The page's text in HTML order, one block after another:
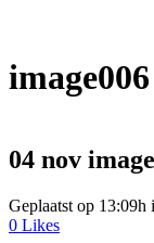
image006
04 nov
Geplaatst op 13:09h
0 Likes